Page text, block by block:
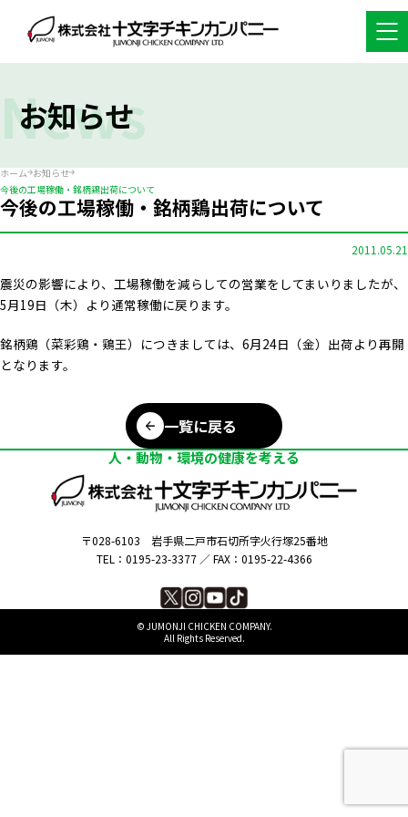
お知らせ
News
ホーム お知らせ
今後の工場稼働・銘柄鶏出荷について
今後の工場稼働・銘柄鶏出荷について
2011.05.21
震災の影響により、工場稼働を減らしての営業をしてまいりましたが、
5月19日（木）より通常稼働に戻ります。
銘柄鶏（菜彩鶏・鶏王）につきましては、6月24日（金）出荷より再開
となります。
一覧に戻る
人・動物・環境の健康を考える
〒028-6103 岩手県二戸市石切所字火行塚25番地
TEL：0195-23-3377 ／FAX：0195-22-4366
©︎ JUMONJI CHICKEN COMPANY.
All Rights Reserved.